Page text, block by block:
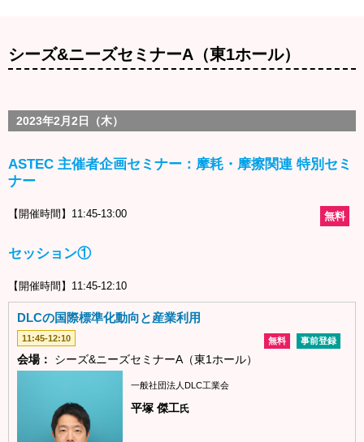
シーズ&ニーズセミナーA（東1ホール）
2023年2月2日（木）
ASTEC 主催者企画セミナー：摩耗・摩擦関連 特別セミ
ナー
【開催時間】11:45-13:00 無料
セッション①
【開催時間】11:45-12:10
DLCの国際標準化動向と産業利用
11:45-12:10 事前登録
無料
会場： シーズ&ニーズセミナーA（東1ホール）
一般社団法人DLC工業会
平塚 傑工氏